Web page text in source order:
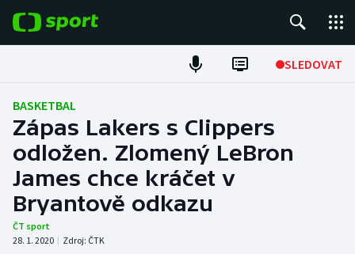
SLEDOVAT
Fotbal
Hokej
Tenis
Atletika
BASKETBAL
Zápas Lakers s Clippers
odložen. Zlomený LeBron
James chce kráčet v
Bryantově odkazu
ČT sport
28. 1. 2020 | Zdroj: ČTK